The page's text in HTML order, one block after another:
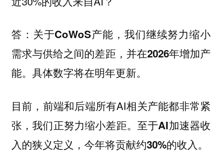
答：关于CoWoS产能，我们继续努力缩小
需求与供给之间的差距，并在2026年增加产
能。具体数字将在明年更新。
目前，前端和后端所有AI相关产能都非常紧
张，我们正努力缩小差距。至于AI加速器收
入的狭义定义，今年将贡献约30%的收入。